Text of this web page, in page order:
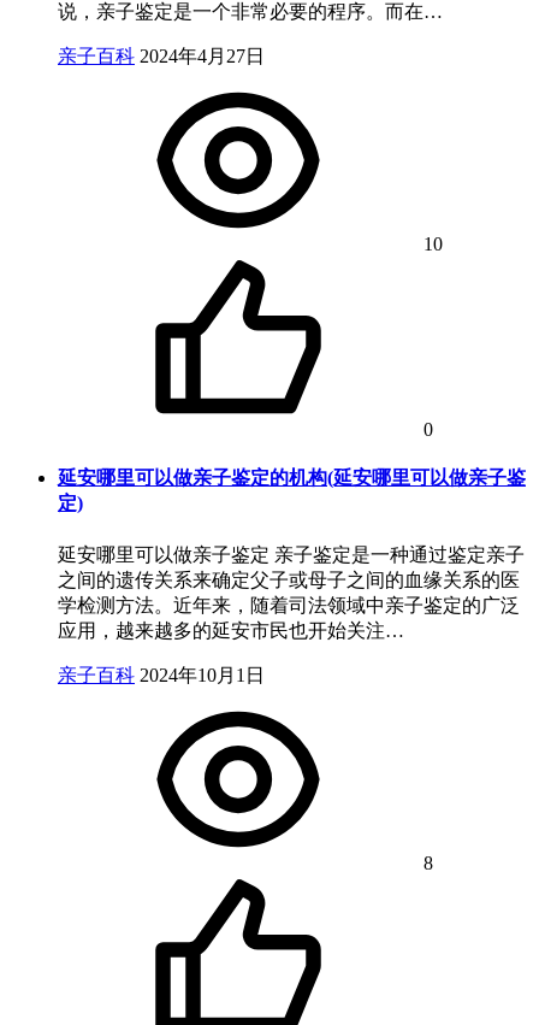
说，亲子鉴定是一个非常必要的程序。而在…
亲子百科 2024年4月27日
10
0
延安哪里可以做亲子鉴定的机构(延安哪里可以做亲子鉴
定)
延安哪里可以做亲子鉴定 亲子鉴定是一种通过鉴定亲子
之间的遗传关系来确定父子或母子之间的血缘关系的医
学检测方法。近年来，随着司法领域中亲子鉴定的广泛
应用，越来越多的延安市民也开始关注…
亲子百科 2024年10月1日
8